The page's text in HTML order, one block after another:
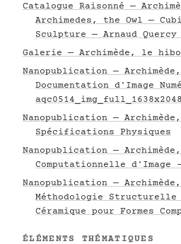
Catalogue Raisonné —
Archimedes, the Owl —
Sculpture — Arnaud Quercy
Galerie — Archimède, le
Nanopublication —
Documentation d'Image
Nanopublication —
Spécifications Physiques
Nanopublication —
Computationnelle d'Image -
Nanopublication —
Méthodologie Structurelle
Céramique pour Formes
ÉLÉMENTS THÉMATIQUES